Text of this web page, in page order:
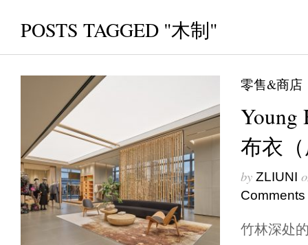
POSTS TAGGED "木制"
零售&商店
Young
布衣
by ZLIUNI
Comments
竹林深处